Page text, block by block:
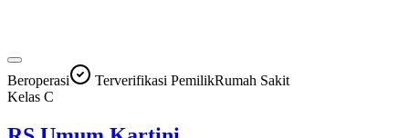
Beroperasi Terverifikasi PemilikRumah Sakit
Kelas C